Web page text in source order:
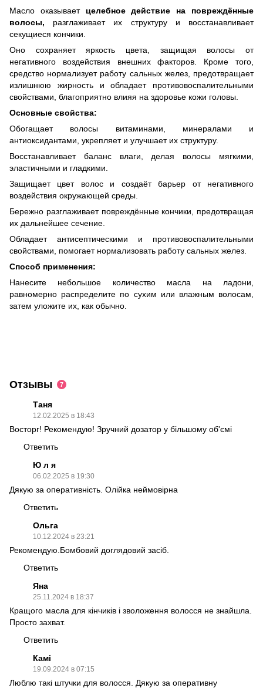
Масло оказываетцелебное действие на повреждённые
волосы, разглаживает их структуру и восстанавливает
секущиеся кончики.
Оно сохраняет яркость цвета, защищая волосы от
негативного воздействия внешних факторов. Кроме того,
средство нормализует работу сальных желез, предотвращает
излишнюю жирность и обладает противовоспалительными
свойствами, благоприятно влияя на здоровье кожи головы.
Основные свойства:
Обогащает волосы витаминами, минералами и
антиоксидантами, укрепляет и улучшает их структуру.
Восстанавливает баланс влаги, делая волосы мягкими,
эластичными и гладкими.
Защищает цвет волос и создаёт барьер от негативного
воздействия окружающей среды.
Бережно разглаживает повреждённые кончики, предотвращая
их дальнейшее сечение.
Обладает антисептическими и противовоспалительными
свойствами, помогает нормализовать работу сальных желез.
Способ применения:
Нанесите небольшое количество масла на ладони,
равномерно распределите по сухим или влажным волосам,
затем уложите их, как обычно.
Отзывы 7
Таня
12.02.2025 в 18:43
Восторг! Рекомендую! Зручний дозатор у більшому об'ємі
Ответить
Ю л я
06.02.2025 в 19:30
Дякую за оперативність. Олійка неймовірна
Ответить
Ольга
10.12.2024 в 23:21
Рекомендую.Бомбовий доглядовий засіб.
Ответить
Яна
25.11.2024 в 18:37
Кращого масла для кінчиків і зволоження волосся не знайшла.
Просто захват.
Ответить
Камі
19.09.2024 в 07:15
Люблю такі штучки для волосся. Дякую за оперативну